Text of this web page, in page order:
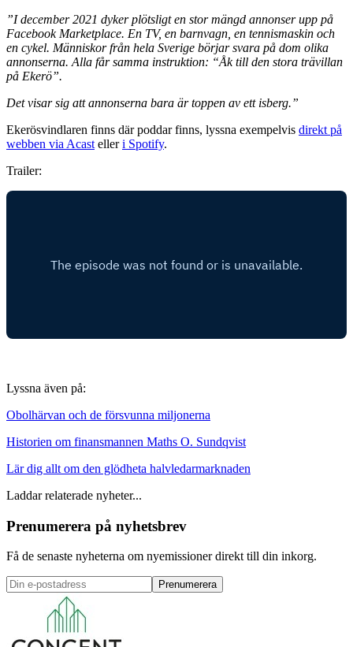
”I december 2021 dyker plötsligt en stor mängd annonser upp på
Facebook Marketplace. En TV, en barnvagn, en tennismaskin och
en cykel. Människor från hela Sverige börjar svara på dom olika
annonserna. Alla får samma instruktion: “Åk till den stora trävillan
på Ekerö”.
Det visar sig att annonserna bara är toppen av ett isberg.”
Ekerösvindlaren finns där poddar finns, lyssna exempelvis direkt på
webben via Acast elleri Spotify.
Trailer:
Lyssna även på:
Obolhärvan och de försvunna miljonerna
Historien om finansmannen Maths O. Sundqvist
Lär dig allt om den glödheta halvledarmarknaden
Laddar relaterade nyheter...
Prenumerera på nyhetsbrev
Få de senaste nyheterna om nyemissioner direkt till din inkorg.
Prenumerera